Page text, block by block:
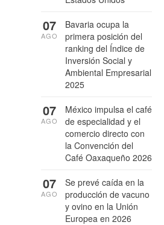
Bavaria ocupa la
primera posición del
ranking del Índice de
Inversión Social y
Ambiental Empresarial
2025
07
AGO
México impulsa el café
de especialidad y el
comercio directo con
la Convención del
Café Oaxaqueño 2026
07
AGO
Se prevé caída en la
producción de vacuno
y ovino en la Unión
Europea en 2026
07
AGO